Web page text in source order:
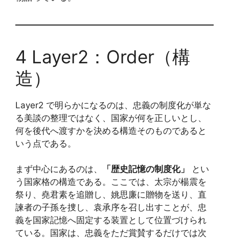
4 Layer2：Order（構
造）
Layer2 で明らかになるのは、忠義の制度化が単な
る美談の整理ではなく、国家が何を正しいとし、
何を後代へ渡すかを決める構造そのものであると
いう点である。
まず中心にあるのは、 「歴史記憶の制度化」
とい
う国家格の構造である。ここでは、太宗が楊震を
祭り、堯君素を追贈し、姚思廉に贈物を送り、直
諫者の子孫を捜し、袁承序を召し出すことが、忠
義を国家記憶へ固定する装置として位置づけられ
ている。国家は、忠義をただ賞賛するだけでは次